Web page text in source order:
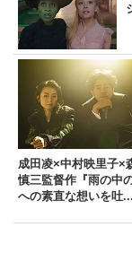
成田凌×中村映里子×
慎三監督作『雨の中
への素直な想いを吐...